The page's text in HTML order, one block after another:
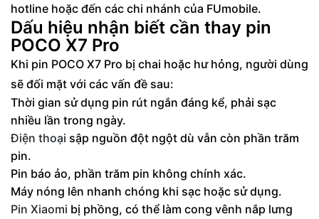
chuẩn xác
Bảo toàn các tính năng của máy sau khi
thay pin POCO X7 Pro mới
Hướng dẫn sử dụng pin mới POCO X7 Pro
hiệu quả
Mẹo tối ưu hóa thời lượng pin sau thay thế
Cách xử lý pin cũ an toàn với môi trường
hotline hoặc đến các chi nhánh của FUmobile.
Dấu hiệu nhận biết cần thay pin
POCO X7 Pro
Khi pin POCO X7 Pro bị chai hoặc hư hỏng, người dùng
sẽ đối mặt với các vấn đề sau:
Thời gian sử dụng pin rút ngắn đáng kể, phải sạc
nhiều lần trong ngày.
Điện thoại sập nguồn đột ngột dù vẫn còn phần trăm
pin.
Pin báo ảo, phần trăm pin không chính xác.
Máy nóng lên nhanh chóng khi sạc hoặc sử dụng.
Pin Xiaomi bị phồng, có thể làm cong vênh nắp lưng